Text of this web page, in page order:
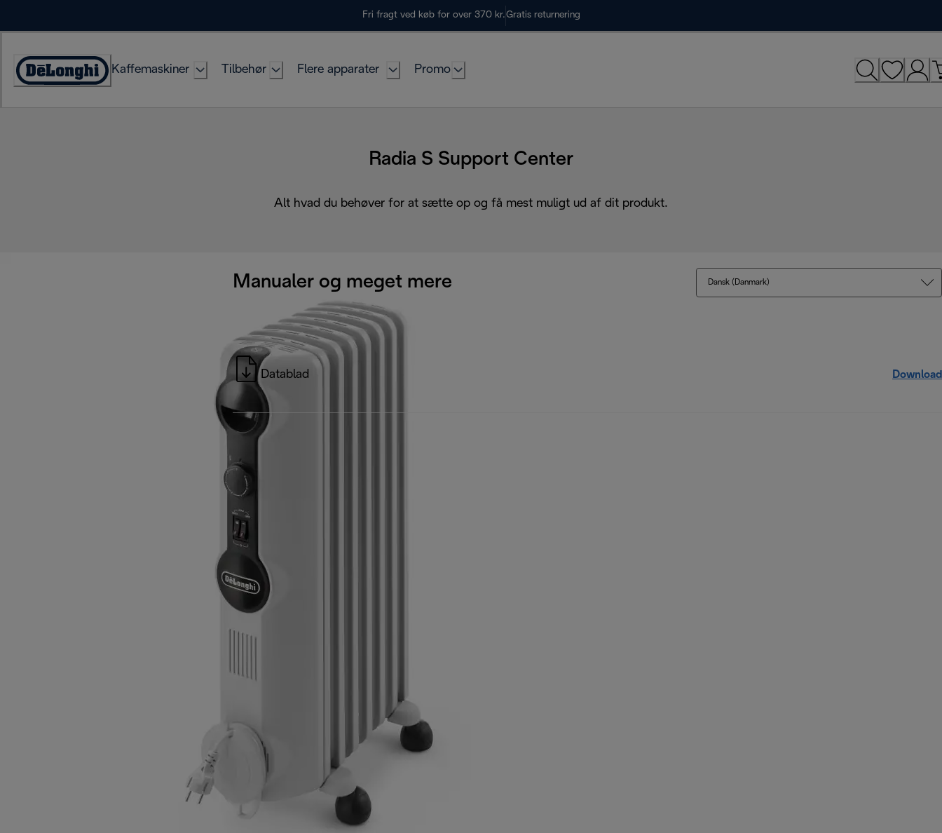
Fri fragt ved køb for over 370 kr.Gratis returnering
Accessibility
Kaffemaskiner Tilbehør Flere apparater Promo
Radia S Support Center
Alt hvad du behøver for at sætte op og få mest muligt ud af dit produkt.
Manualer og meget mere Dansk (Danmark)
Datablad Download